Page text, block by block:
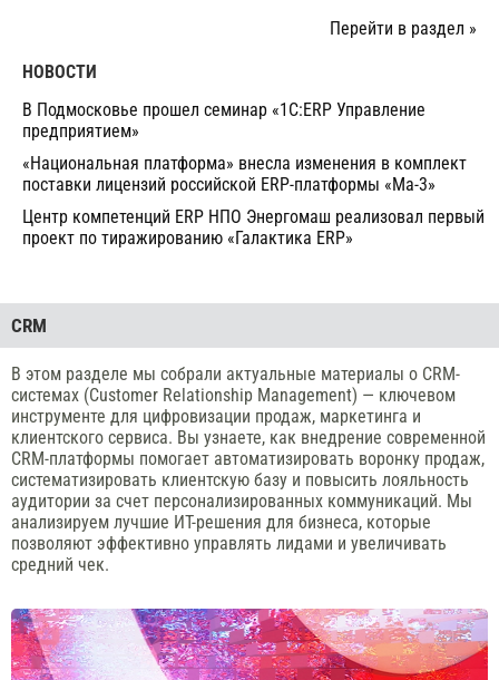
Перейти в раздел »
НОВОСТИ
В Подмосковье прошел семинар «1С:ERP Управление
предприятием»
«Национальная платформа» внесла изменения в комплект
поставки лицензий российской ERP-платформы «Ma-3»
Центр компетенций ERP НПО Энергомаш реализовал первый
проект по тиражированию «Галактика ERP»
CRM
В этом разделе мы собрали актуальные материалы о CRM-
системах (Customer Relationship Management) — ключевом
инструменте для цифровизации продаж, маркетинга и
клиентского сервиса. Вы узнаете, как внедрение современной
CRM-платформы помогает автоматизировать воронку продаж,
систематизировать клиентскую базу и повысить лояльность
аудитории за счет персонализированных коммуникаций. Мы
анализируем лучшие ИТ-решения для бизнеса, которые
позволяют эффективно управлять лидами и увеличивать
средний чек.